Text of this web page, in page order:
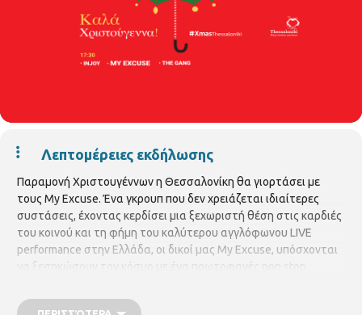
Λεπτομέρειες εκδήλωσης
Παραμονή Χριστουγέννων η Θεσσαλονίκη θα γιορτάσει με
τους My Excuse. Ένα γκρουπ που δεν χρειάζεται ιδιαίτερες
συστάσεις, έχοντας κερδίσει μια ξεχωριστή θέση στις καρδιές
του κοινού και τη φήμη του καλύτερου αγγλόφωνου LIVE
performance στην Ελλάδα, οι δικοί μας My Excuse, υπόσχονται
να ξεσηκώσουν τον κόσμο με ένα πρωτοφανές non stop
την Παραμονή των Χριστουγέννων, στην πλατεία